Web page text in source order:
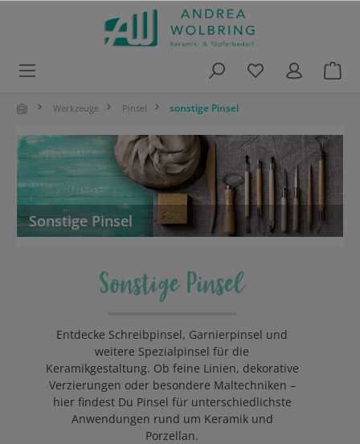
Werkzeuge Pinsel sonstige Pinsel
Sonstige Pinsel
Sonstige Pinsel
Entdecke Schreibpinsel, Garnierpinsel und
weitere Spezialpinsel für die
Keramikgestaltung. Ob feine Linien, dekorative
Verzierungen oder besondere Maltechniken –
hier findest Du Pinsel für unterschiedlichste
Anwendungen rund um Keramik und
Porzellan.